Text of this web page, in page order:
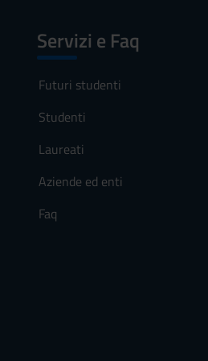
Servizi e Faq
Futuri studenti
Studenti
Laureati
Aziende ed enti
Faq